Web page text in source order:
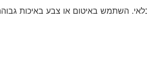
השתמש באיטום או צבע באיכות